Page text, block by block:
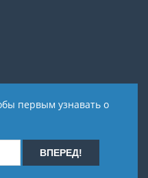
первым узнавать о